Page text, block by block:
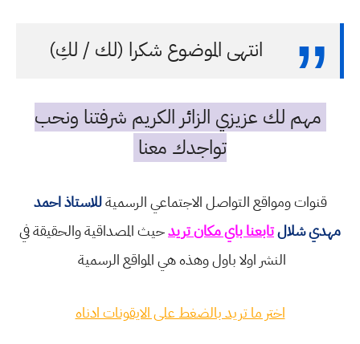
انتهى الموضوع شكرا (لك / لكِ)
مهم لك عزيزي الزائر الكريم شرفتنا ونحب
تواجدك معنا
قنوات ومواقع التواصل الاجتماعي الرسميةللاستاذ احمد
مهدي شلالتابعنا باي مكان تريدحيث المصداقية والحقيقة في
النشر اولا باول وهذه هي المواقع الرسمية
اختر ما تريد بالضغط على الايقونات ادناه